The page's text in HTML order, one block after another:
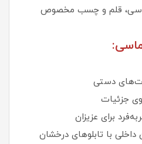
قلم و چسب مخصوص
دستی
جزئیات
برای عزیزان
داخلی با تابلوهای درخشان